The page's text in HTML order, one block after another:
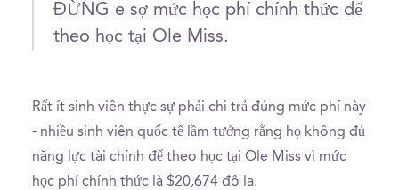
ĐỪNG e sợ mức học phí chính thức để
theo học tại Ole Miss.
Rất ít sinh viên thực sự phải chi trả đúng mức phí này
- nhiều sinh viên quốc tế lầm tưởng rằng họ không đủ
năng lực tài chính để theo học tại Ole Miss vì mức
học phí chính thức là $20,674 đô la.